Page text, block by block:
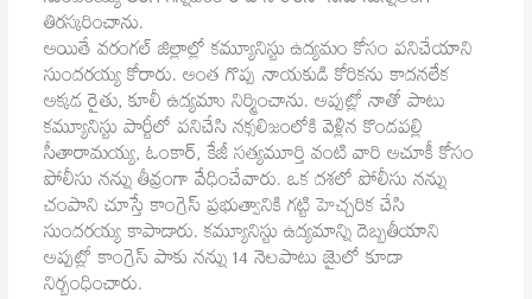
తిరస్కరించాను.
అయితే వరంగల్‌ జిల్లాల్లో కమ్యూనిస్టు ఉద్యమం కోసం పనిచేయాని
సుందరయ్య కోరారు. అంత గొప్ప నాయకుడి కోరికను కాదనలేక
అక్కడ రైతు, కూలీ ఉద్యమాు నిర్మించాను. అప్పట్లో నాతో పాటు
కమ్యూనిస్టు పార్టీలో పనిచేసి నక్సలిజంలోకి వెళ్లిన కొండపల్లి
సీతారామయ్య, ఓంకార్‌, కేజీ సత్యమూర్తి వంటి వారి అచూకీ కోసం
పోలీసు నన్ను తీవ్రంగా వేధించేవారు. ఒక దశలో పోలీసు నన్ను
చంపాని చూస్తే కాంగ్రెస్‌ ప్రభుత్వానికి గట్టి హెచ్చరిక చేసి
సుందరయ్య కాపాడారు. కమ్యూనిస్టు ఉద్యమాన్ని దెబ్బతీయాని
అప్పట్లో కాంగ్రెస్‌ పాకు నన్ను 14 నెలపాటు జైులో కూడా
నిర్బంధించారు.